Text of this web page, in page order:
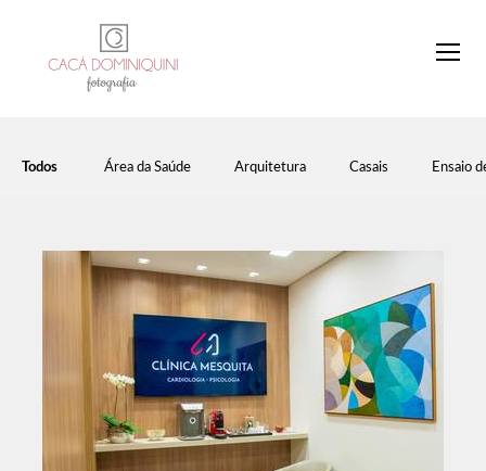
Todos Área da Saúde Arquitetura Casais Ensaio